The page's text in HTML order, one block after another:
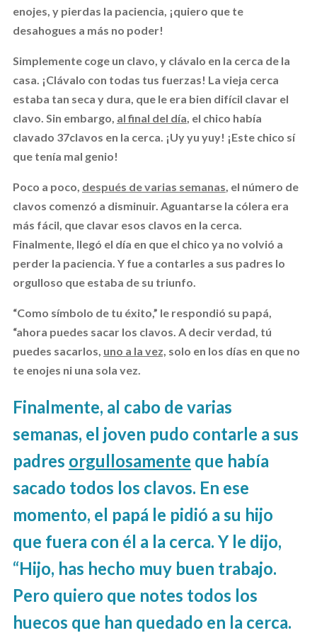
enojes, y pierdas la paciencia, ¡quiero que te
desahogues a más no poder!
Simplemente coge un clavo, y clávalo en la cerca de la
casa. ¡Clávalo con todas tus fuerzas! La vieja cerca
estaba tan seca y dura, que le era bien difícil clavar el
clavo. Sin embargo, al final del día, el chico había
clavado 37clavos en la cerca. ¡Uy yu yuy! ¡Este chico sí
que tenía mal genio!
Poco a poco, después de varias semanas, el número de
clavos comenzó a disminuir. Aguantarse la cólera era
más fácil, que clavar esos clavos en la cerca.
Finalmente, llegó el día en que el chico ya no volvió a
perder la paciencia. Y fue a contarles a sus padres lo
orgulloso que estaba de su triunfo.
“Como símbolo de tu éxito,” le respondió su papá,
“ahora puedes sacar los clavos. A decir verdad, tú
puedes sacarlos, uno a la vez, solo en los días en que no
te enojes ni una sola vez.
Finalmente, al cabo de varias
semanas, el joven pudo contarle a sus
padres orgullosamente que había
sacado todos los clavos. En ese
momento, el papá le pidió a su hijo
que fuera con él a la cerca. Y le dijo,
“Hijo, has hecho muy buen trabajo.
Pero quiero que notes todos los
huecos que han quedado en la cerca.